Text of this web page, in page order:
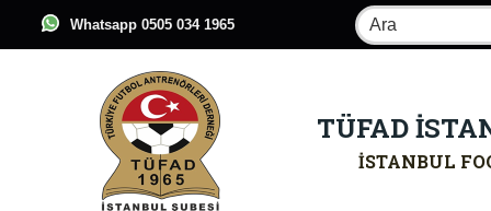
Whatsapp 0505 034 1965
TÜFAD
İSTANBUL